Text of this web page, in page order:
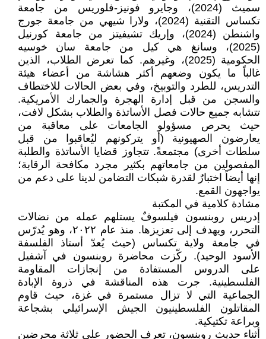
سميث (2024)، وجايرو فونيز-فلوريس من جامعة
تكساس التقنية (2024)، ولارا شيهي من جامعة جورج
واشنطن (2024)، وإريك تشيفيتز من جامعة كورنيل
(2025)، وسانغ هي كيل من جامعة سان خوسيه
الحكومية (2025)، وغيرهم. كما تعرض الطلاب، الذين
غالباً ما يكون وضعهم أكثر هشاشة من أعضاء هيئة
التدريس، للطرد والتوبيخ، وفي بعض الحالات للاختطاف
والسجن من قبل إدارة الهجرة والجمارك الأمريكية.
تتشابه جميع حالات فصل الأساتذة والطلاب بشكل لافت،
حيث يحرص مسؤولو الجامعات على معاقبة من
يعارضون الصهيونية (أو يتركونهم ليُعاقبوا من قبل
سلطات أخرى) مجتمعةً. تتجاوز قضايا الأساتذة والطلبة
المفصولين من جامعاتهم بكثير مجرد مكافحة الرقابة؛
إنها أيضاً اختبارٌ لقدرة شبكات التضامن لدينا على دعم من
يواجهون القمع.
مشادة كلامية في المكتبة
إدريس روبنسون فيلسوفٌ يستلهم عمله من نضالات
التحرر، ويهدف إلى تعزيزها. منذ عام ٢٠٢٢، وهو يُدرّس
في جامعة ولاية تكساس (حيث يُعدّ أستاذ الفلسفة
الأسود الوحيد). ركّزت محاضرة روبنسون في آشفيل
على الدروس المستفادة من إنجازات المقاومة
الفلسطينية. جرت هذه المناقشة في ذروة الإبادة
الجماعية التي لا تزال مستمرة في غزة، حيث قاوم
المقاتلون الفلسطينيون الجيش الإسرائيلي بشجاعة
وبراعة تكتيكية.
أثناء حديث روبنسون، تعرف الحضور على ثلاثة محرضين